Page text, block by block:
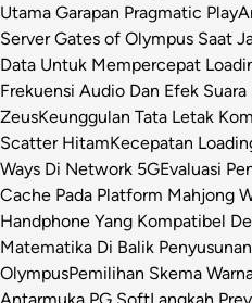
Utama Garapan Pragmatic Play
Server Gates of Olympus Saat
Data Untuk Mempercepat
Frekuensi Audio Dan Efek
ZeusKeunggulan Tata Letak
Scatter HitamKecepatan
Ways Di Network 5GEvaluasi
Cache Pada Platform Mahjong
Handphone Yang Kompatibel
Matematika Di Balik
OlympusPemilihan Skema